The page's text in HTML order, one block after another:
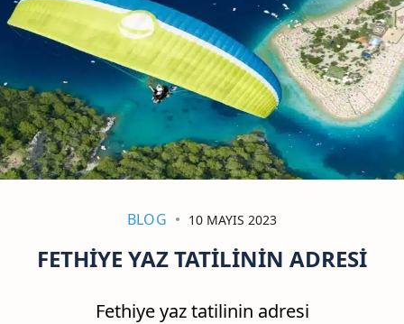
BLOG 10 MAYIS 2023
FETHIYE YAZ TATILININ ADRESI
Fethiye yaz tatilinin adresi